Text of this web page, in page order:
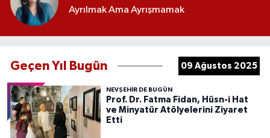
Ayrılmak Ama Ayrışmamak
Geçen Yıl Bugün 09 Ağustos 2025
NEVŞEHIR DE BUGÜN
Prof. Dr. Fatma Fidan, Hüsn-i Hat
ve Minyatür Atölyelerini Ziyaret
Etti